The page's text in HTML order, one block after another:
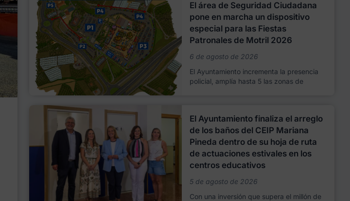
El área de Seguridad Ciudadana
pone en marcha un dispositivo
especial para las Fiestas
Patronales de Motril 2026
6 de agosto de 2026
El Ayuntamiento incrementa la presencia
policial, amplía hasta 5 las zonas de
El Ayuntamiento finaliza el arreglo
de los baños del CEIP Mariana
Pineda dentro de su hoja de ruta
de actuaciones estivales en los
centros educativos
5 de agosto de 2026
Con una inversión que supera el millón de